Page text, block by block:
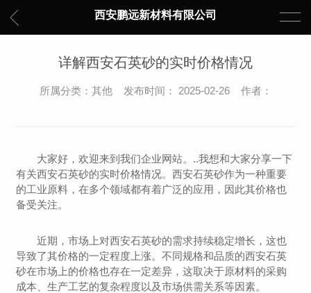
西安鹏远新材料有限公司
详解西安石英砂的实时价格情况
所属分类：其他 发布时间： 2025-02-26 作者：
大家好，欢迎来到我们企业网站。..我想和大家分享一下
有关西安石英砂的实时价格情况。西安石英砂作为一种重要
的工业原料，在多个领域都有着广泛的应用，因此其价格也
备受关注。
近期，市场上对西安石英砂的需求持续稳定增长，这也
导致了其价格的一定程度上涨。不同规格和品质的西安石英
砂在市场上的价格也存在一定差异，这取决于原材料的采购
成本、生产工艺的复杂程度以及市场供需关系等因素。